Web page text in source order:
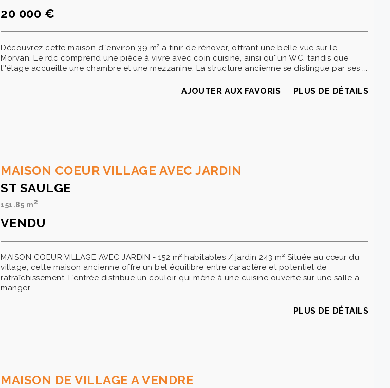
20 000 €
Découvrez cette maison d''environ 39 m² à finir de rénover, offrant une belle vue sur le
Morvan. Le rdc comprend une pièce à vivre avec coin cuisine, ainsi qu''un WC, tandis que
l''étage accueille une chambre et une mezzanine. La structure ancienne se distingue par ses ...
AJOUTER AUX FAVORIS PLUS DE DÉTAILS
MAISON COEUR VILLAGE AVEC JARDIN
ST SAULGE
151.85 m2
VENDU
MAISON COEUR VILLAGE AVEC JARDIN - 152 m² habitables / jardin 243 m² Située au cœur du
village, cette maison ancienne offre un bel équilibre entre caractère et potentiel de
rafraîchissement. L'entrée distribue un couloir qui mène à une cuisine ouverte sur une salle à
manger ...
PLUS DE DÉTAILS
MAISON DE VILLAGE A VENDRE